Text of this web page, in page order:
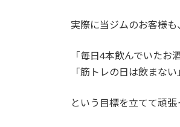
実際に当ジムのお客様も
「毎日4本飲んでいたお
「筋トレの日は飲まない
という目標を立てて頑張